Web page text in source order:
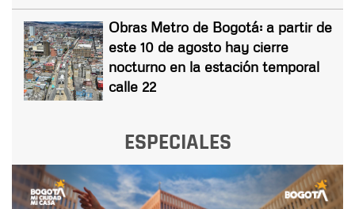
Obras Metro de Bogotá: a partir de
este 10 de agosto hay cierre
nocturno en la estación temporal
calle 22
ESPECIALES